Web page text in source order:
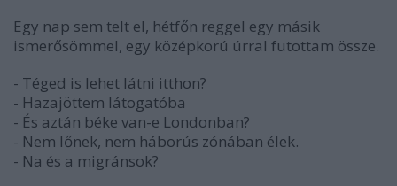
Egy nap sem telt el, hétfőn reggel egy másik
ismerősömmel, egy középkorú úrral futottam össze.
- Téged is lehet látni itthon?
- Hazajöttem látogatóba
- És aztán béke van-e Londonban?
- Nem lőnek, nem háborús zónában élek.
- Na és a migránsok?